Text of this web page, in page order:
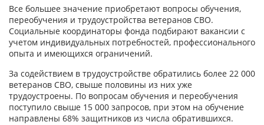
Все большее значение приобретают вопросы обучения,
переобучения и трудоустройства ветеранов СВО.
Социальные координаторы фонда подбирают вакансии с
учетом индивидуальных потребностей, профессионального
опыта и имеющихся ограничений.
За содействием в трудоустройстве обратились более 22 000
ветеранов СВО, свыше половины из них уже
трудоустроены. По вопросам обучения и переобучения
поступило свыше 15 000 запросов, при этом на обучение
направлены 68% защитников из числа обратившихся.